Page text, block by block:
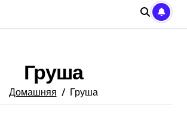
Груша
Домашняя Груша